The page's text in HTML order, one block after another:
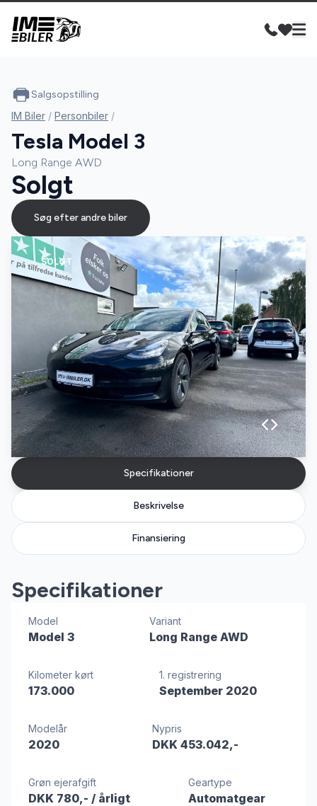
SOLGT
Specifikationer
Beskrivelse
Finansiering
Specifikationer
Model
Model 3
Variant
Long Range AWD
Kilometer kørt
173.000
1. registrering
September 2020
Modelår
2020
Nypris
DKK 453.042,-
Grøn ejerafgift
DKK 780,- / årligt
Geartype
Automatgear
Salgsopstilling
IM Biler / Personbiler /
Tesla Model 3
Long Range AWD
Solgt
Søg efter andre biler